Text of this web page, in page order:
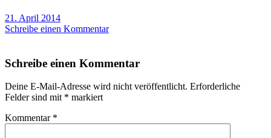
21. April 2014
Schreibe einen Kommentar
Schreibe einen Kommentar
Deine E-Mail-Adresse wird nicht veröffentlicht. Erforderliche
Felder sind mit * markiert
Kommentar *